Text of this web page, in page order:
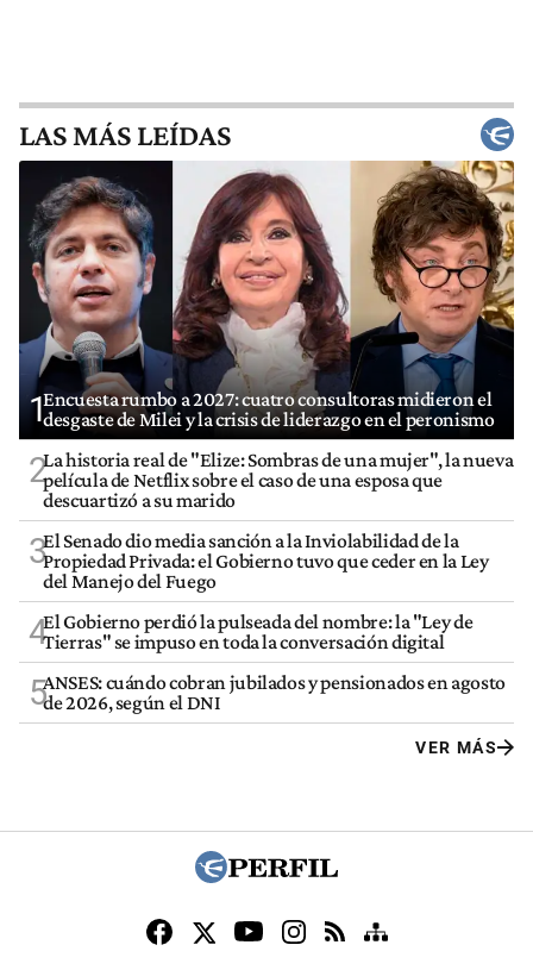
LAS MÁS LEÍDAS
1Encuesta rumbo a 2027: cuatro consultoras midieron el
desgaste de Milei y la crisis de liderazgo en el peronismo
2La historia real de "Elize: Sombras de una mujer", la nueva
película de Netflix sobre el caso de una esposa que
descuartizó a su marido
3El Senado dio media sanción a la Inviolabilidad de la
Propiedad Privada: el Gobierno tuvo que ceder en la Ley
del Manejo del Fuego
4El Gobierno perdió la pulseada del nombre: la "Ley de
Tierras" se impuso en toda la conversación digital
5ANSES: cuándo cobran jubilados y pensionados en agosto
de 2026, según el DNI
VER MÁS